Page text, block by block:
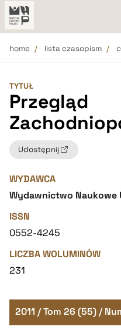
home lista czasopism
TYTUŁ
Przegląd
Udostępnij
WYDAWCA
Wydawnictwo Naukowe
ISSN
0552-4245
LICZBA WOLUMINÓW
231
2011 / Tom 26 (55) /